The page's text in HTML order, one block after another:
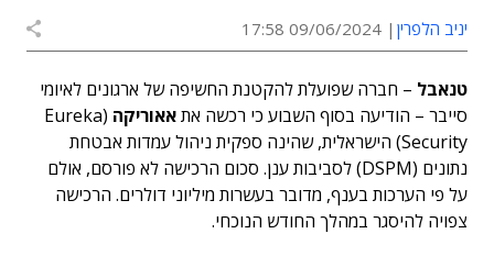
יניב הלפרין 09/06/2024 17:58
טנאבל – חברה שפועלת להקטנת החשיפה של ארגונים לאיומי
סייבר – הודיעה בסוף השבוע כי רכשה אתאאוריקה (Eureka
Security) הישראלית, שהינה ספקית ניהול עמדות אבטחת
נתונים (DSPM) לסביבות ענן. סכום הרכישה לא פורסם, אולם
על פי הערכות בענף, מדובר בעשרות מיליוני דולרים. הרכישה
צפויה להיסגר במהלך החודש הנוכחי.